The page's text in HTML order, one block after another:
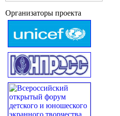
Организаторы проекта